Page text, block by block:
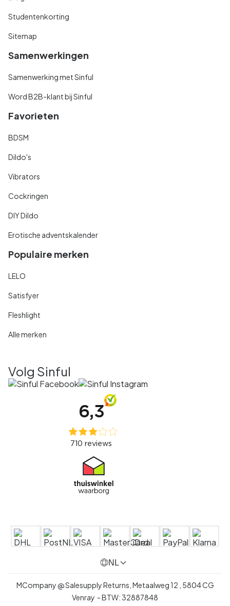
Studentenkorting
Sitemap
Samenwerkingen
Samenwerking met Sinful
Word B2B-klant bij Sinful
Favorieten
BDSM
Dildo's
Vibrators
Cockringen
DIY Dildo
Erotische adventskalender
Populaire merken
LELO
Satisfyer
Fleshlight
Alle merken
Volg Sinful
NL
MCompany @ Salesupply Returns, Metaalweg 12 5804 CG
Venray - BTW:32887848